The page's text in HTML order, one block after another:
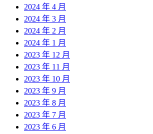
2024 年 4 月
2024 年 3 月
2024 年 2 月
2024 年 1 月
2023 年 12 月
2023 年 11 月
2023 年 10 月
2023 年 9 月
2023 年 8 月
2023 年 7 月
2023 年 6 月